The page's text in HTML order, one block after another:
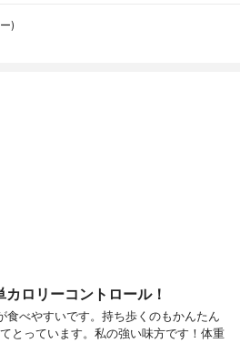
)
ロリーコントロール！
食べやすいです。持ち歩くのもかんたん
とっています。私の強い味方です！体重